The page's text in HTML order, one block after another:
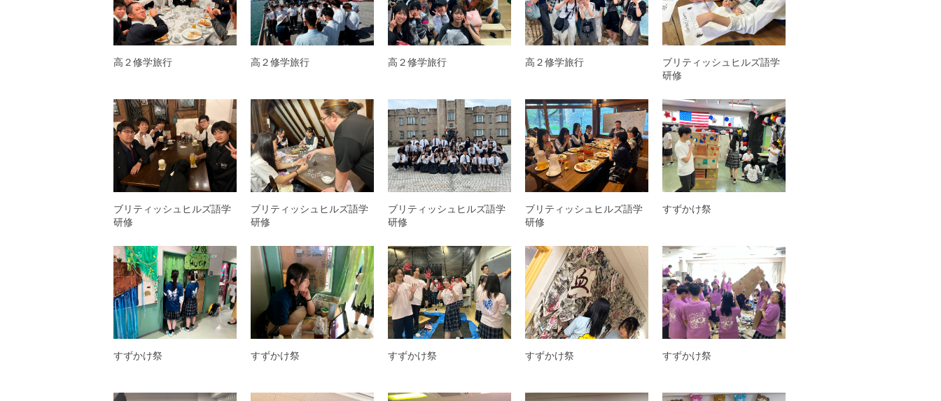
高２修学旅行 高２修学旅行 高２修学旅行 高２修学旅行
ブリティッシュヒルズ語学
研修
ブリティッシュヒルズ語学
研修
ブリティッシュヒルズ語学
研修
ブリティッシュヒルズ語学
研修
ブリティッシュヒルズ語学
研修
すずかけ祭
すずかけ祭 すずかけ祭 すずかけ祭 すずかけ祭 すずかけ祭